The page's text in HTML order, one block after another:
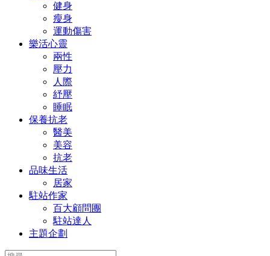
健身
瘦身
運動傷害
樂活心靈
兩性
壓力
人際
紓壓
睡眠
保養抗老
醫美
美容
抗老
品味生活
居家
駐站作家
百大顧問團
駐站達人
主題企劃